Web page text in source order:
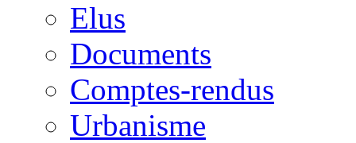
Elus
Documents
Comptes-rendus
Urbanisme